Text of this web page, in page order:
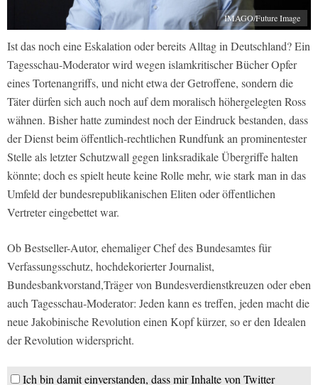
IMAGO/Future Image
Ist das noch eine Eskalation oder bereits Alltag in Deutschland? Ein
Tagesschau-Moderator wird wegen islamkritischer Bücher Opfer
eines Tortenangriffs, und nicht etwa der Getroffene, sondern die
Täter dürfen sich auch noch auf dem moralisch höhergelegten Ross
wähnen. Bisher hatte zumindest noch der Eindruck bestanden, dass
der Dienst beim öffentlich-rechtlichen Rundfunk an prominentester
Stelle als letzter Schutzwall gegen linksradikale Übergriffe halten
könnte; doch es spielt heute keine Rolle mehr, wie stark man in das
Umfeld der bundesrepublikanischen Eliten oder öffentlichen
Vertreter eingebettet war.
Ob Bestseller-Autor, ehemaliger Chef des Bundesamtes für
Verfassungsschutz, hochdekorierter Journalist,
Bundesbankvorstand,Träger von Bundesverdienstkreuzen oder eben
auch Tagesschau-Moderator: Jeden kann es treffen, jeden macht die
neue Jakobinische Revolution einen Kopf kürzer, so er den Idealen
der Revolution widerspricht.
Ich bin damit einverstanden, dass mir Inhalte von Twitter